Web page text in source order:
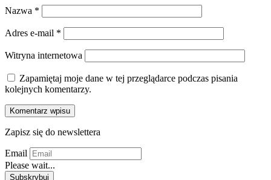
Nazwa *
Adres e-mail *
Witryna internetowa
Zapamiętaj moje dane w tej przeglądarce podczas pisania
kolejnych komentarzy.
Zapisz się do newslettera
Email
Please wait...